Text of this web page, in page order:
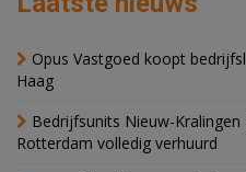
Opus Vastgoed koopt
Haag
Bedrijfsunits Nieuw-Kralingen
Rotterdam volledig verhuurd